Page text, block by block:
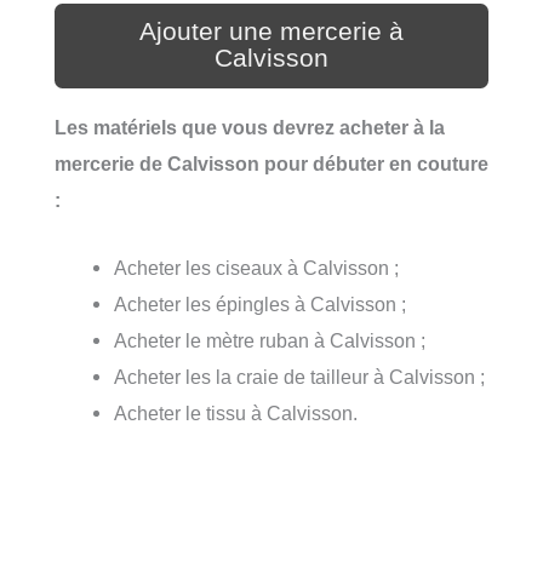
Ajouter une mercerie à
Calvisson
Les matériels que vous devrez acheter à la
mercerie de Calvisson pour débuter en couture
:
Acheter les ciseaux à Calvisson ;
Acheter les épingles à Calvisson ;
Acheter le mètre ruban à Calvisson ;
Acheter les la craie de tailleur à Calvisson ;
Acheter le tissu à Calvisson.